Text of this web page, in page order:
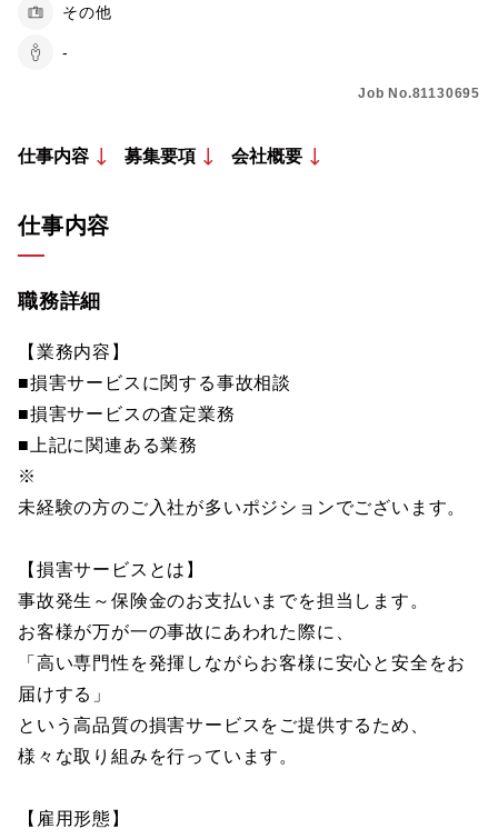
その他
-
Job No.81130695
仕事内容 募集要項 会社概要
仕事内容
職務詳細
【業務内容】
■損害サービスに関する事故相談
■損害サービスの査定業務
■上記に関連ある業務
※
未経験の方のご入社が多いポジションでございます。
【損害サービスとは】
事故発生～保険金のお支払いまでを担当します。
お客様が万が一の事故にあわれた際に、
「高い専門性を発揮しながらお客様に安心と安全をお
届けする」
という高品質の損害サービスをご提供するため、
様々な取り組みを行っています。
【雇用形態】